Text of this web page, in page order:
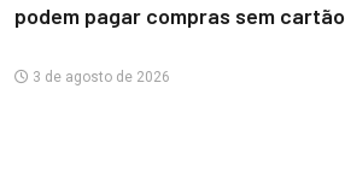
podem pagar compras sem cartão
3 de agosto de 2026